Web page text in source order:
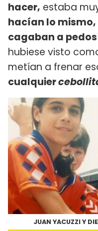
hacer, estaba
hacían lo
cagaban a
hubiese visto
metían a frenar
cualquier
JUAN YACUZZI Y